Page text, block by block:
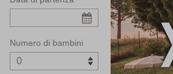
Numero di bambini